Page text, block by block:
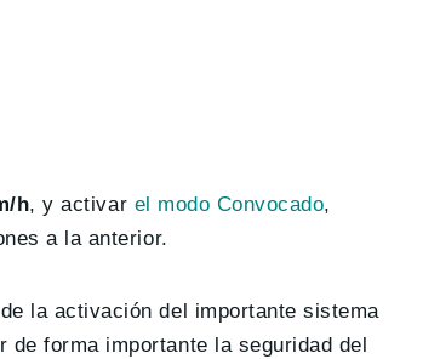
h, y activar el modo Convocado,
a la anterior.
la activación del importante sistema
forma importante la seguridad del